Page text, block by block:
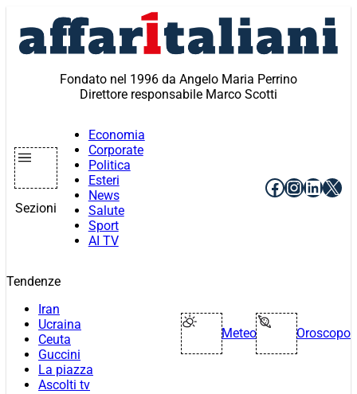
contenuto
Fondato nel 1996 da Angelo Maria Perrino
Direttore responsabile Marco Scotti
Sezioni
Economia
Corporate
Politica
Esteri
News
Salute
Sport
AI TV
Facebook
X
Tendenze
Iran
Ucraina
Ceuta
Guccini
La piazza
Ascolti tv
Meteo Oroscopo